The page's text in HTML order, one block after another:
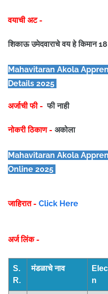
वयाची अट -
शिकाऊ उमेदवाराचे वय हे किमान 18
Mahavitaran Akola
Details 2025
अर्जाची फी - फी नाही
नोकरी ठिकाण - अकोला
Mahavitaran Akola
Online 2025
जाहिरात - Click Here
अर्ज लिंक -
S.
R.
मंडळाचे नाव
n